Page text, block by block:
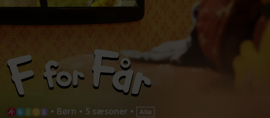
• Børn • 5 sæsoner •